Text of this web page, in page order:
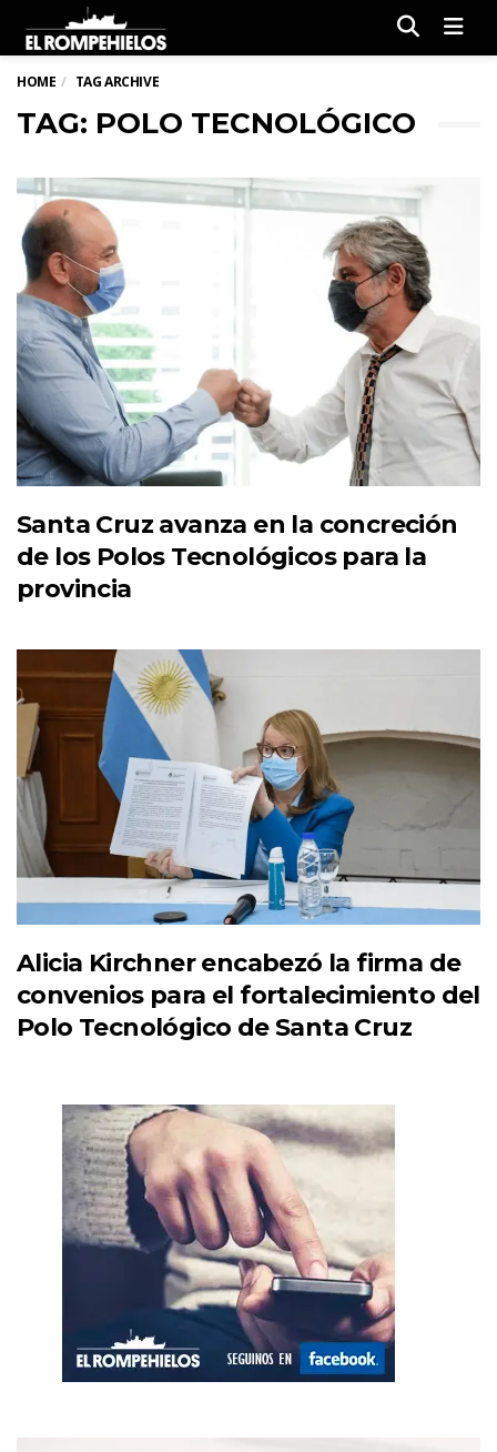
HOME TAG ARCHIVE
TAG: POLO TECNOLÓGICO
Santa Cruz avanza en la concreción
de los Polos Tecnológicos para la
provincia
Alicia Kirchner encabezó la firma de
convenios para el fortalecimiento del
Polo Tecnológico de Santa Cruz